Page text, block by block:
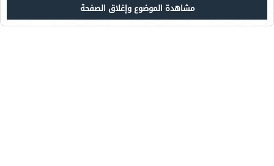
مشاهدة الموضوع وإغلاق الصفحة